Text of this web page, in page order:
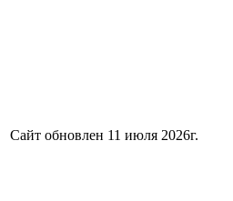
Сайт обновлен 11 июля 2026г.